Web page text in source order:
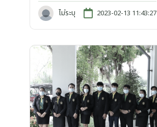
ไม่ระบุ 2023-02-13 11:43:27